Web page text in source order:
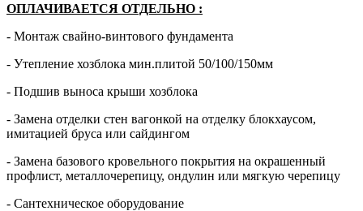
ОПЛАЧИВАЕТСЯ ОТДЕЛЬНО :
- Монтаж свайно-винтового фундамента
- Утепление хозблока мин.плитой 50/100/150мм
- Подшив выноса крыши хозблока
- Замена отделки стен вагонкой на отделку блокхаусом,
имитацией бруса или сайдингом
- Замена базового кровельного покрытия на окрашенный
профлист, металлочерепицу, ондулин или мягкую черепицу
- Сантехническое оборудование